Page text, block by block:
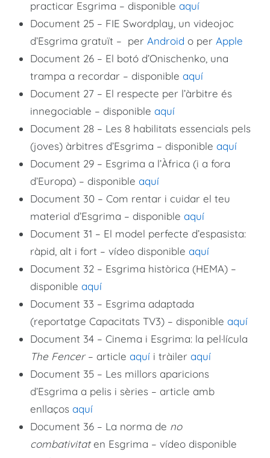
practicar Esgrima – disponible aquí
Document 25 – FIE Swordplay, un videojoc
d’Esgrima gratuït – per Android o per Apple
Document 26 – El botó d’Onischenko, una
trampa a recordar – disponible aquí
Document 27 – El respecte per l’àrbitre és
innegociable – disponible aquí
Document 28 – Les 8 habilitats essencials pels
(joves) àrbitres d’Esgrima – disponible aquí
Document 29 – Esgrima a l’Àfrica (i a fora
d’Europa) – disponible aquí
Document 30 – Com rentar i cuidar el teu
material d’Esgrima – disponible aquí
Document 31 – El model perfecte d’espasista:
ràpid, alt i fort – vídeo disponible aquí
Document 32 – Esgrima històrica (HEMA) –
disponible aquí
Document 33 – Esgrima adaptada
(reportatge Capacitats TV3) – disponible aquí
Document 34 – Cinema i Esgrima: la pel·lícula
The Fencer– article aquí i tràiler aquí
Document 35 – Les millors aparicions
d’Esgrima a pelis i sèries – article amb
enllaços aquí
Document 36 – La norma de no
combativitaten Esgrima – vídeo disponible